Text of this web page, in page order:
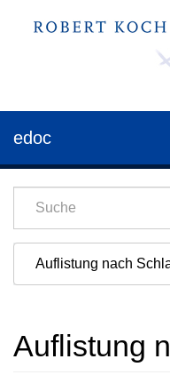
edoc
Auflistung nach
Auflistung